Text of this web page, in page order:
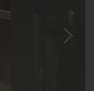
chevron_right